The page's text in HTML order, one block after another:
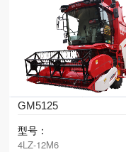
GM5125
型号：
4LZ-12M6